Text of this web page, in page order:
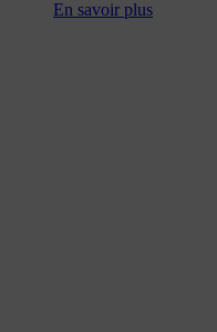
En savoir plus